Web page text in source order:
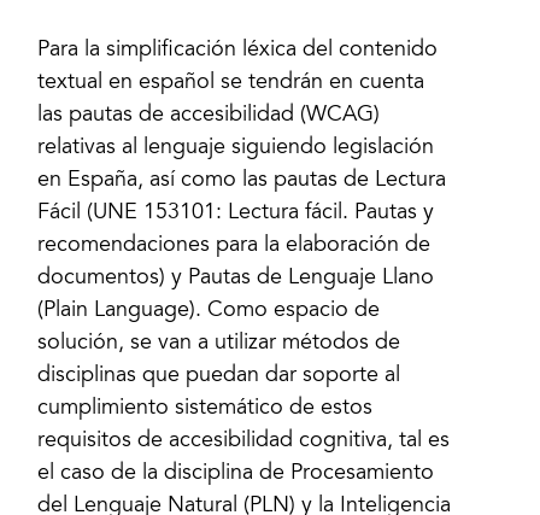
Para la simplificación léxica del contenido
textual en español se tendrán en cuenta
las pautas de accesibilidad (WCAG)
relativas al lenguaje siguiendo legislación
en España, así como las pautas de Lectura
Fácil (UNE 153101: Lectura fácil. Pautas y
recomendaciones para la elaboración de
documentos) y Pautas de Lenguaje Llano
(Plain Language). Como espacio de
solución, se van a utilizar métodos de
disciplinas que puedan dar soporte al
cumplimiento sistemático de estos
requisitos de accesibilidad cognitiva, tal es
el caso de la disciplina de Procesamiento
del Lenguaje Natural (PLN) y la Inteligencia